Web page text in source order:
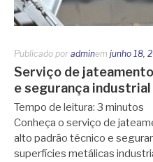
Publicado por adminem junho 18,
Serviço de
e segurança industrial
Tempo de leitura: 3 minutos
Conheça o serviço de
alto padrão técnico e
superfícies metálicas